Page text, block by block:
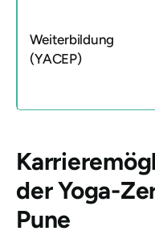
Weiterbildung
(YACEP)
der Yoga-
Pune